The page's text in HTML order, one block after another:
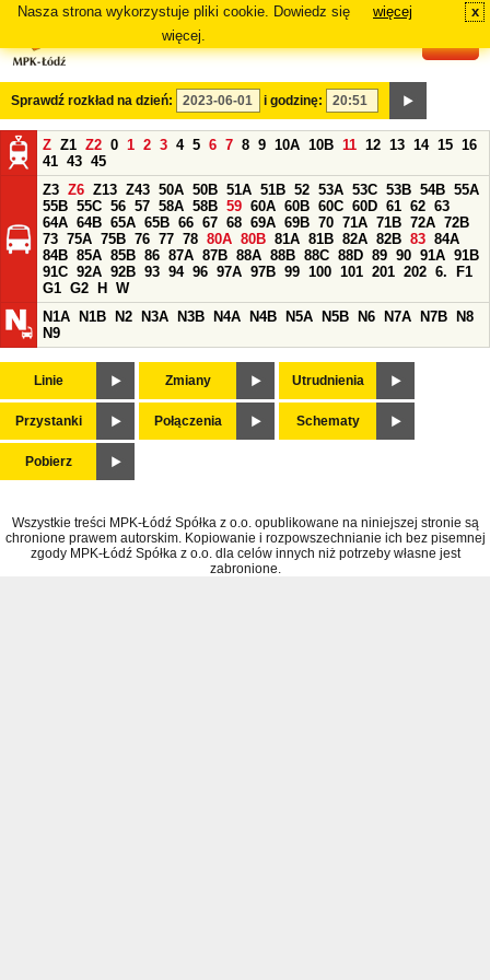
Nasza strona wykorzystuje pliki cookie. Dowiedz się
więcej.
więcej x
Sprawdź rozkład na dzień: i godzinę:
Z Z1 Z2 0 1 2 3 4 5 6 7 8 9 10A 10B 11 12 13 14 15 16
41 43 45
Z3 Z6 Z13 Z43 50A 50B 51A 51B 52 53A 53C 53B 54B 55A
55B 55C 56 57 58A 58B 59 60A 60B 60C 60D 61 62 63
64A 64B 65A 65B 66 67 68 69A 69B 70 71A 71B 72A 72B
73 75A 75B 76 77 78 80A 80B 81A 81B 82A 82B 83 84A
84B 85A 85B 86 87A 87B 88A 88B 88C 88D 89 90 91A 91B
91C 92A 92B 93 94 96 97A 97B 99 100 101 201 202 6.
F1
G1 G2 H
W
N1A
N1B N2 N3A N3B N4A N4B N5A N5B N6 N7A N7B
N8
N9
Linie Zmiany Utrudnienia
Przystanki Połączenia Schematy
Pobierz
Wszystkie treści MPK-Łódź Spółka z o.o. opublikowane na niniejszej stronie są
chronione prawem autorskim. Kopiowanie i rozpowszechnianie ich bez pisemnej
zgody MPK-Łódź Spółka z o.o. dla celów innych niż potrzeby własne jest
zabronione.